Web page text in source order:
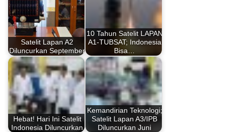
Satelit Lapan A2
Diluncurkan September
10 Tahun Satelit LAPAN
A1-TUBSAT; Indonesia
Bisa…
Hebat! Hari Ini Satelit
Indonesia Diluncurkan
Kemandirian Teknologi;
Satelit Lapan A3/IPB
Diluncurkan Juni